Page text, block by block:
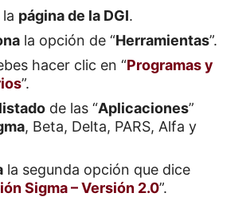
página de la DGI.
la opción de “Herramientas”.
hacer clic en “Programas y
”.
listado de las “Aplicaciones”
, Beta, Delta, PARS, Alfa y
la segunda opción que dice
Sigma – Versión 2.0”.